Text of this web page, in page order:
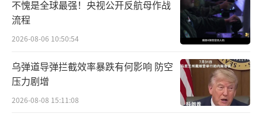
不愧是全球最强！央视公开反航母作战
流程
2026-08-06 10:50:54
乌弹道导弹拦截效率暴跌有何影响 防空
压力剧增
2026-08-08 15:11:08